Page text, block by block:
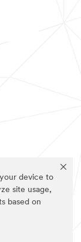
device to
site usage,
based on